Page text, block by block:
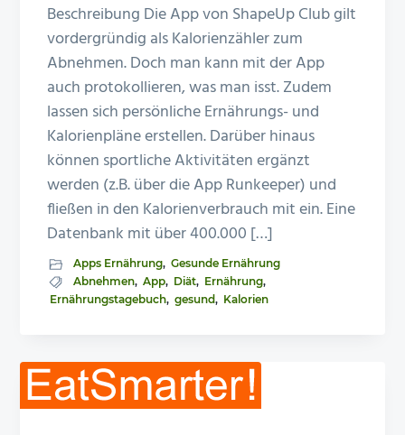
Beschreibung Die App von ShapeUp Club gilt
vordergründig als Kalorienzähler zum
Abnehmen. Doch man kann mit der App
auch protokollieren, was man isst. Zudem
lassen sich persönliche Ernährungs- und
Kalorienpläne erstellen. Darüber hinaus
können sportliche Aktivitäten ergänzt
werden (z.B. über die App Runkeeper) und
fließen in den Kalorienverbrauch mit ein. Eine
Datenbank mit über 400.000 […]
Apps Ernährung, Gesunde Ernährung
Abnehmen, App, Diät, Ernährung,
Ernährungstagebuch, gesund, Kalorien